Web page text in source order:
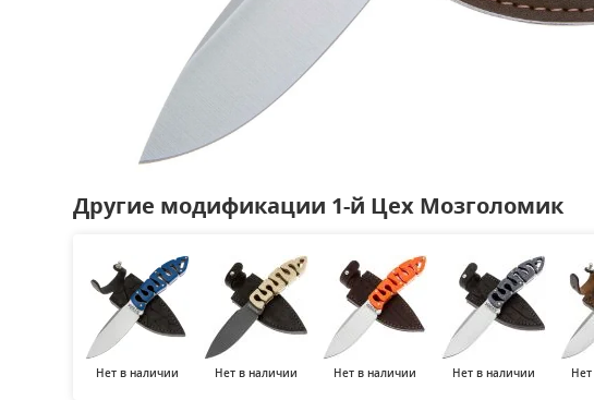
Другие модификации 1-й Цех Мозголомик
Нет в наличии Нет в наличии Нет в наличии Нет в наличии